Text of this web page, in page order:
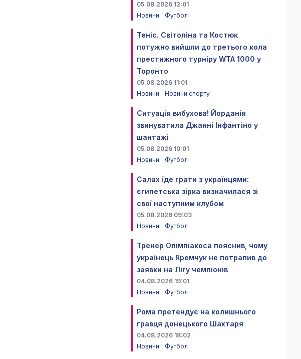
05.08.2026 12:01
Новини
Футбол
Теніс. Світоліна та Костюк
потужно вийшли до третього кола
престижного турніру WTA 1000 у
Торонто
05.08.2026 11:01
Новини
Новини спорту
Ситуація вибухова! Йорданія
звинуватила Джанні Інфантіно у
шантажі
05.08.2026 10:01
Новини
Футбол
Салах їде грати з українцями:
єгипетська зірка визначилася зі
свої наступним клубом
05.08.2026 09:03
Новини
Футбол
Тренер Олімпіакоса пояснив, чому
українець Яремчук не потрапив до
заявки на Лігу чемпіонів
04.08.2026 19:01
Новини
Футбол
Рома претендує на колишнього
гравця донецького Шахтаря
04.08.2026 18:02
Новини
Футбол